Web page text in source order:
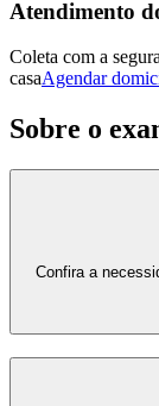
Atendimento
Coleta com a
casaAgendar
Sobre o
Confira a